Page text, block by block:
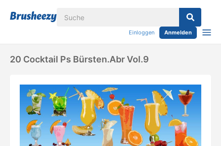
Einloggen Anmelden
20 Cocktail Ps Bürsten.abr Vol.9